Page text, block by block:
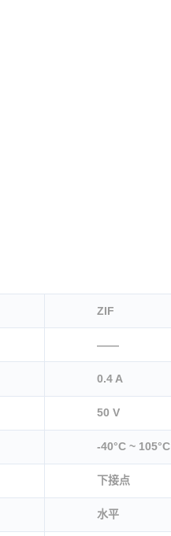
ZIF
——
0.4 A
50 V
-40°C ~ 105°C
下接点
水平